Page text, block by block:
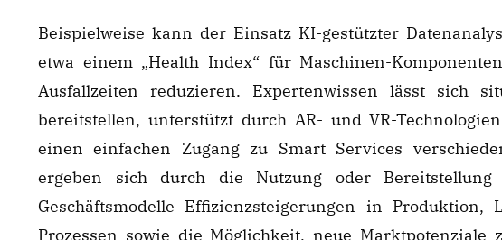
Beispielweise kann der Einsatz KI-gestützter
etwa einem „Health Index“ für Maschinen-
Ausfallzeiten reduzieren. Expertenwissen lässt sich
bereitstellen, unterstützt durch AR- und VR-
einen einfachen Zugang zu Smart Services
ergeben sich durch die Nutzung oder
Geschäftsmodelle Effizienzsteigerungen in
Prozessen sowie die Möglichkeit, neue Marktpotenziale